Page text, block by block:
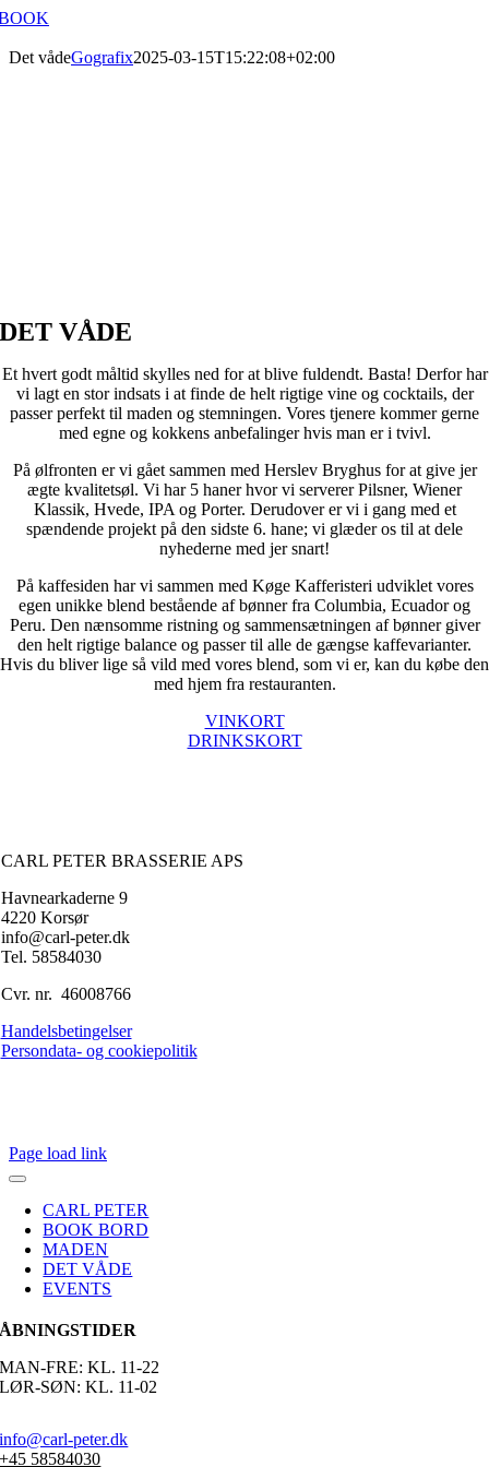
Skip
content
Det vådeGografix2025-03-15T15:22:08+02:00
DET VÅDE
Et hvert godt måltid skylles ned for at blive fuldendt. Basta! Derfor har
vi lagt en stor indsats i at finde de helt rigtige vine og cocktails, der
passer perfekt til maden og stemningen. Vores tjenere kommer gerne
med egne og kokkens anbefalinger hvis man er i tvivl.
På ølfronten er vi gået sammen med Herslev Bryghus for at give jer
ægte kvalitetsøl. Vi har 5 haner hvor vi serverer Pilsner, Wiener
Klassik, Hvede, IPA og Porter. Derudover er vi i gang med et
spændende projekt på den sidste 6. hane; vi glæder os til at dele
nyhederne med jer snart!
På kaffesiden har vi sammen med Køge Kafferisteri udviklet vores
egen unikke blend bestående af bønner fra Columbia, Ecuador og
Peru. Den nænsomme ristning og sammensætningen af bønner giver
den helt rigtige balance og passer til alle de gængse kaffevarianter.
Hvis du bliver lige så vild med vores blend, som vi er, kan du købe den
med hjem fra restauranten.
VINKORT
DRINKSKORT
CARL PETER BRASSERIE APS
Havnearkaderne 9
4220 Korsør
info@carl-peter.dk
Tel. 58584030
Cvr. nr. 46008766
Handelsbetingelser
Persondata- og cookiepolitik
Page load link
CARL PETER
BOOK BORD
MADEN
DET VÅDE
EVENTS
ÅBNINGSTIDER
MAN-FRE: KL. 11-22
LØR-SØN: KL. 11-02
info@carl-peter.dk
+45 58584030